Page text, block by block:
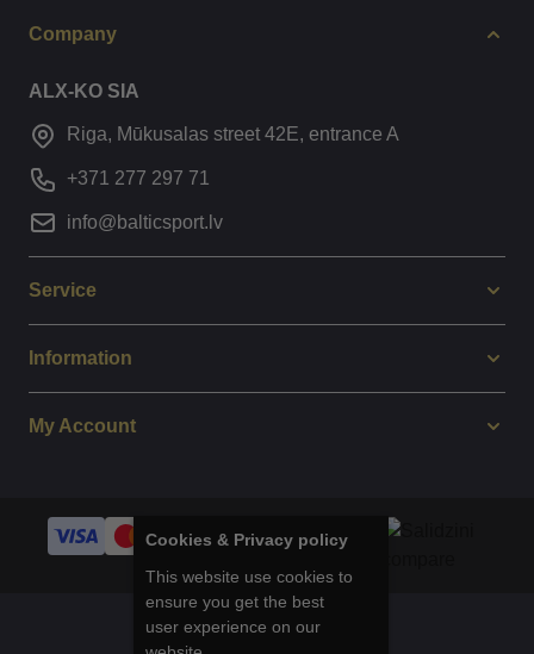
Company
ALX-KO SIA
Riga, Mūkusalas street 42E, entrance A
+371 277 297 71
info@balticsport.lv
Service
Information
My Account
© 2014 - 2025 Balticsport.lv
Cookies & Privacy policy
This website use cookies to
ensure you get the best
user experience on our